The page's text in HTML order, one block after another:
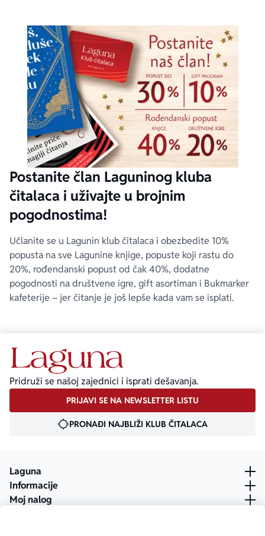
Postanite član Laguninog kluba
čitalaca i uživajte u brojnim
pogodnostima!
Učlanite se u Lagunin klub čitalaca i obezbedite 10%
popusta na sve Lagunine knjige, popuste koji rastu do
20%, rođendanski popust od čak 40%, dodatne
pogodnosti na društvene igre, gift asortiman i Bukmarker
kafeterije – jer čitanje je još lepše kada vam se isplati.
Pridruži se našoj zajednici i isprati dešavanja.
PRIJAVI SE NA NEWSLETTER LISTU
PRONAĐI NAJBLIŽI KLUB ČITALACA
Laguna
Informacije
Moj nalog